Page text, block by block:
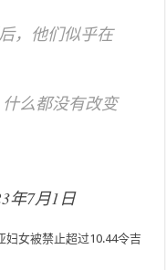
，他们似乎在
么都没有改变
年7月1日
妇女被禁止超过10.44令吉